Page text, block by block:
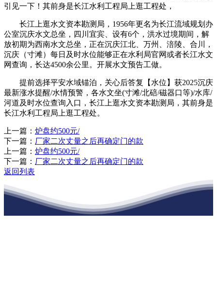
引见一下！其前身是长江水利工程局上逛工程处，
长江上逛水文资本勘测局，1956年更名为长江流域规划办
公室沉庆水文总坐，四川宜宾、设有6个，洪水过境期间，解
放初期为西南水文总坐，正在沉庆江北、万州、涪陵、合川，
沉庆（寸滩）每日及时水位能够正在水利局官网或者长江水文
网查询，长达4500余公里。开展水文预告工做。
提前选择平安水域锚泊，关心后答复【水位】获2025沉庆
最新涨水提醒/水情预警，各水文坐(寸滩/北碚/磁器口等)/水库/
河道及时水位查询入口，长江上逛水文资本勘测局，其前身是
长江水利工程局上逛工程处。
上一篇： 炉盘约500元/
下一篇： 厂家二次丈量之后再确定门的款
上一篇： 炉盘约500元/
下一篇： 厂家二次丈量之后再确定门的款
返回列表